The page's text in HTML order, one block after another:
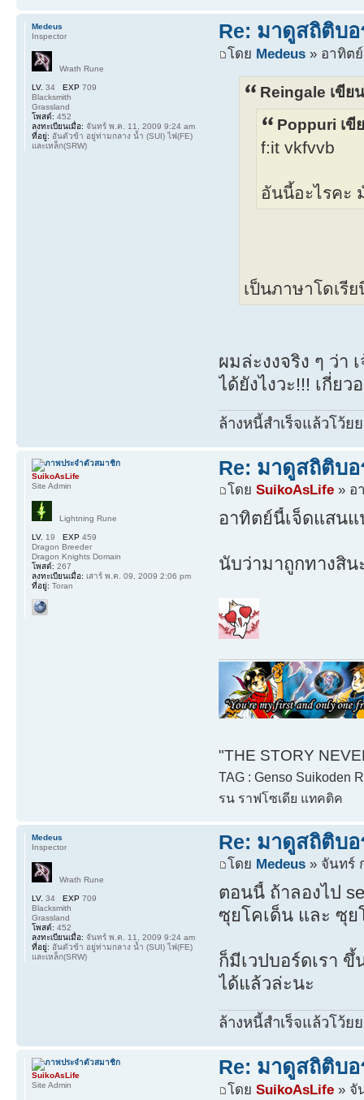
Re: มาดูสถิติบอ
โดย Medeus » อาทิต
Reingale เขีย
Poppuri เขี
f:it vkfvvb
อันนี้อะไรคะ
เป็นภาษาโดเรี
ผมล่ะงงจริง ๆ ว่า
ได้ยังไงวะ!!! เกี่ยว
ล้างหนี้สำเร็จแล้วโว้ย
Medeus
Inspector
Wrath Rune
LV. 34 EXP 709
Blacksmith
Grassland
โพสต์: 452
ลงทะเบียนเมื่อ: จันทร์ พ.ค. 11, 2009 9:24 am
ที่อยู่: อันตัวข้า อยู่ท่ามกลาง น้ำ (SUI) ไฟ(FE)
และเหล็ก(SRW)
Re: มาดูสถิติบอ
โดยSuikoAsLife » อ
อาทิตย์นี้เจ็ดแสนแ
นับว่ามาถูกทางสิน
"THE STORY
TAG : Genso Suikoden
รน ราฟโซเดีย แทคติค
SuikoAsLife
Site Admin
Lightning Rune
LV. 19 EXP 459
Dragon Breeder
Dragon Knights Domain
โพสต์: 267
ลงทะเบียนเมื่อ: เสาร์ พ.ค. 09, 2009 2:06 pm
ที่อยู่: Toran
Re: มาดูสถิติบอ
โดย Medeus » จันทร์
ตอนนี้ ถ้าลองไป
ซุยโคเด็น และ ซุย
ก็มีเวปบอร์ดเรา
ได้แล้วล่ะนะ
ล้างหนี้สำเร็จแล้วโว้ย
Medeus
Inspector
Wrath Rune
LV. 34 EXP 709
Blacksmith
Grassland
โพสต์: 452
ลงทะเบียนเมื่อ: จันทร์ พ.ค. 11, 2009 9:24 am
ที่อยู่: อันตัวข้า อยู่ท่ามกลาง น้ำ (SUI) ไฟ(FE)
และเหล็ก(SRW)
Re: มาดูสถิติบอ
โดยSuikoAsLife » จั
SuikoAsLife
Site Admin